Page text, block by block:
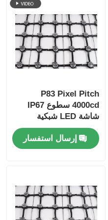
P83 Pixel Pitch
4000cd سطوع IP67
شاشة LED شبكية
مقاومة للماء للإعلان
الخارجيإرسال استفسار